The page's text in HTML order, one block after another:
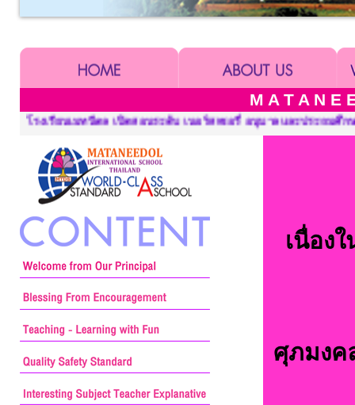
M A T A N E
ร์สเซอรี่ อนุบาลและประถมศึกษา ::: Mataneedol School, Pre-
เนื่อง
ศุภมงค